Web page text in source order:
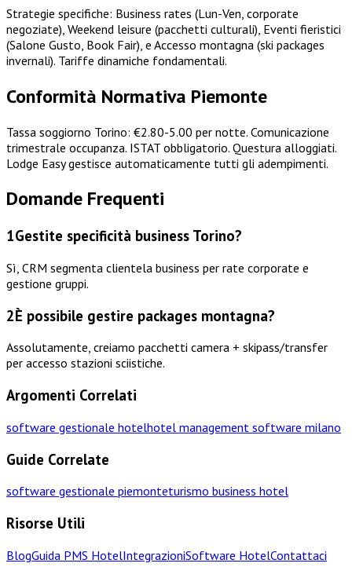
Strategie specifiche: Business rates (Lun-Ven, corporate
negoziate), Weekend leisure (pacchetti culturali), Eventi fieristici
(Salone Gusto, Book Fair), e Accesso montagna (ski packages
invernali). Tariffe dinamiche fondamentali.
Conformità Normativa Piemonte
Tassa soggiorno Torino: €2.80-5.00 per notte. Comunicazione
trimestrale occupanza. ISTAT obbligatorio. Questura alloggiati.
Lodge Easy gestisce automaticamente tutti gli adempimenti.
Domande Frequenti
1Gestite specificità business Torino?
Sì, CRM segmenta clientela business per rate corporate e
gestione gruppi.
2È possibile gestire packages montagna?
Assolutamente, creiamo pacchetti camera + skipass/transfer
per accesso stazioni sciistiche.
Argomenti Correlati
software gestionale hotelhotel management software milano
Guide Correlate
software gestionale piemonteturismo business hotel
Risorse Utili
BlogGuida PMS HotelIntegrazioniSoftware HotelContattaci